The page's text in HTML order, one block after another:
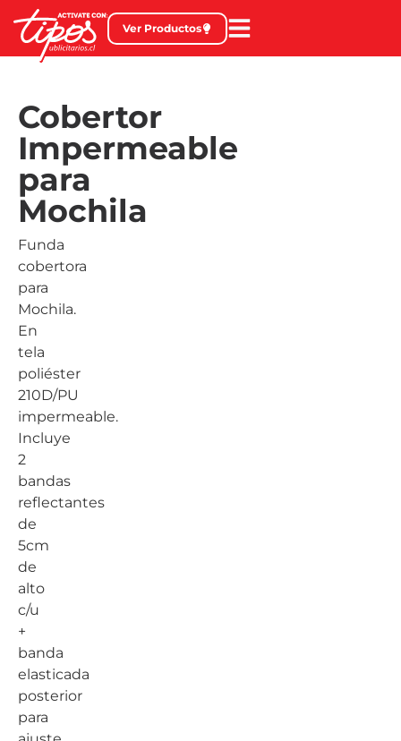
Ver Productos
Cobertor
Impermeable
para
Mochila
Funda
cobertora
para
Mochila.
En
tela
poliéster
210D/PU
impermeable.
Incluye
2
bandas
reflectantes
de
5cm
de
alto
c/u
+
banda
elasticada
posterior
para